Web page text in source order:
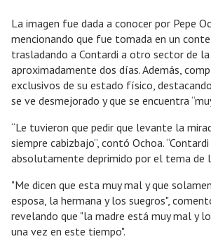
La imagen fue dada a conocer por Pepe
mencionando que fue tomada en un
trasladando a Contardi a otro sector de la
aproximadamente dos días. Además,
exclusivos de su estado físico, destacando
se ve desmejorado y que se encuentra
“Le tuvieron que pedir que levante la
siempre cabizbajo”, contó Ochoa.
absolutamente deprimido por el tema de
"Me dicen que esta muy mal y que
esposa, la hermana y los suegros",
revelando que "la madre está muy mal y
una vez en este tiempo".